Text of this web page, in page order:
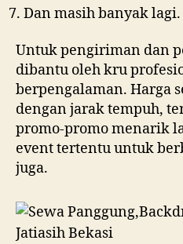
Dan masih banyak lagi.
Untuk pengiriman dan
dibantu oleh kru
berpengalaman. Harga
dengan jarak tempuh,
promo-promo menarik
event tertentu untuk
juga.